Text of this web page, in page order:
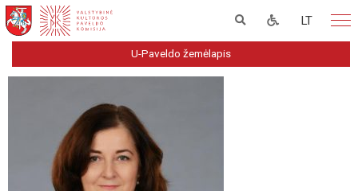
LT
U-Paveldo žemėlapis